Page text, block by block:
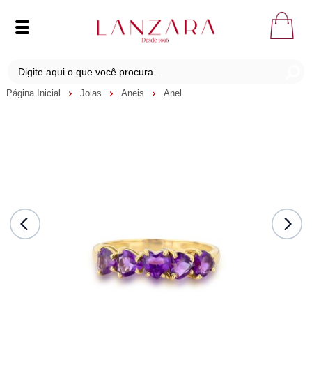
Página Inicial Joias Aneis Anel